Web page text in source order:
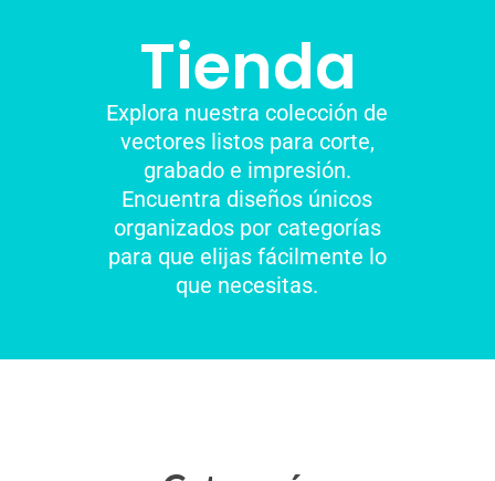
Tienda
Explora nuestra colección de
vectores listos para corte,
grabado e impresión.
Encuentra diseños únicos
organizados por categorías
para que elijas fácilmente lo
que necesitas.